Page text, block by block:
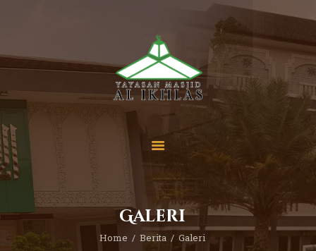
Galeri
Home Berita Galeri
Tentang Kami
Sekolah
Berita
Yuk Berdonasi
Kontak